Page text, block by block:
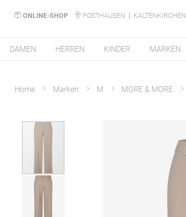
ONLINE-SHOP POSTHAUSEN
KALTENKIRCHEN
DAMEN HERREN KINDER MARKEN
Home Marken M MORE & MORE
Zum